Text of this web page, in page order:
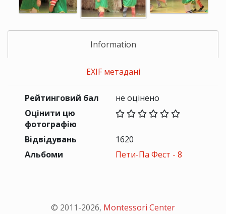
Information
EXIF метадані
Рейтинговий бал
не оцінено
Оцінити цю
фотографію
Відвідувань
1620
Альбоми
Пети-Па Фест - 8
© 2011-2026, Montessori Center